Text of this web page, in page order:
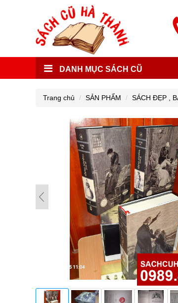
DANH MỤC SÁCH CŨ
Trang chủ SẢN PHẨM SÁCH ĐẸP ,